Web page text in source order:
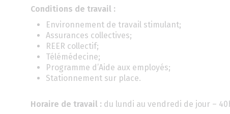
Conditions de travail :
Environnement de travail stimulant;
Assurances collectives;
REER collectif;
Télémédecine;
Programme d’Aide aux employés;
Stationnement sur place.
Horaire de travail : du lundi au vendredi de jour –